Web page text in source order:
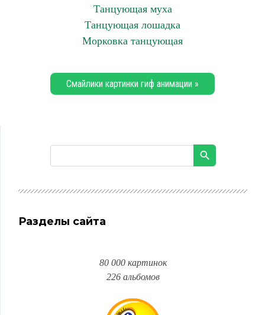
Танцующая муха
Танцующая лошадка
Морковка танцующая
Смайлики картинки гиф анимации »
Разделы сайта
80 000 картинок
226 альбомов